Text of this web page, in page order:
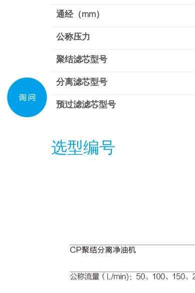
通经（mm）
公称压力
聚结滤芯型号
分离滤芯型号
预过滤滤芯型号
选型编号